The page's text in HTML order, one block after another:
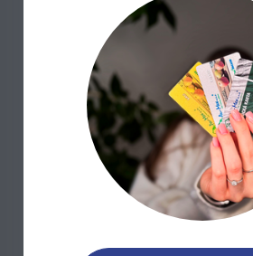
Mohlo by Vás